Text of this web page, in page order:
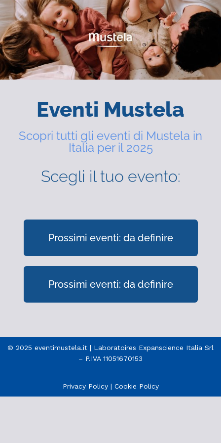
Eventi Mustela
Scopri tutti gli eventi di Mustela in
Italia per il 2025
Scegli il tuo evento:
Prossimi eventi: da definire
Prossimi eventi: da definire
© 2025 eventimustela.it | Laboratoires Expanscience Italia Srl
– P.IVA 11051670153
Privacy Policy| Cookie Policy